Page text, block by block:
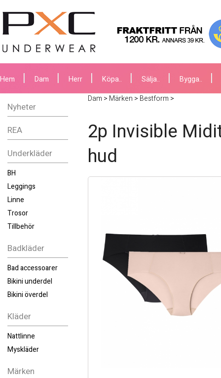
Hem Dam Herr Köpa.. Sälja.. Bygga..
Nyheter
REA
Underkläder
BH
Leggings
Linne
Trosor
Tillbehör
Badkläder
Bad accessoarer
Bikini underdel
Bikini överdel
Kläder
Nattlinne
Myskläder
Märken
Dam > Märken > Bestform >
2p Invisible
hud